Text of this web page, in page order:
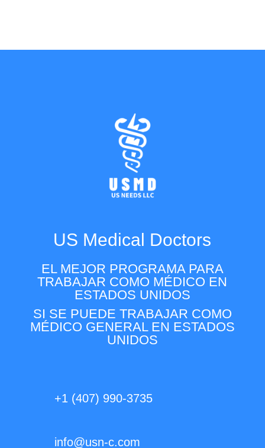
US Medical Doctors
EL MEJOR PROGRAMA PARA
TRABAJAR COMO MÉDICO EN
ESTADOS UNIDOS
SI SE PUEDE TRABAJAR COMO
MÉDICO GENERAL EN ESTADOS
UNIDOS
+1 (407) 990-3735
info@usn-c.com